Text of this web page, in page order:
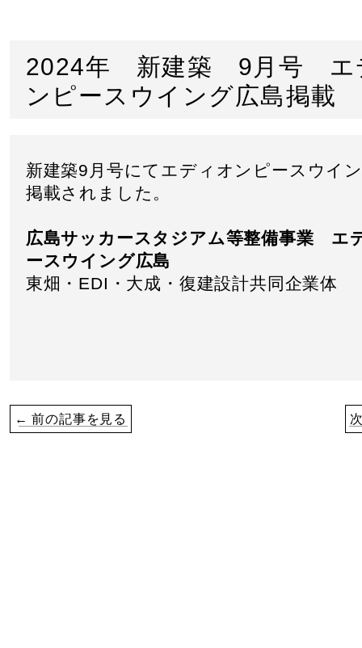
2024年 新建築 9月号 エ
ンピースウイング広島掲載
新建築9月号にてエディオンピースウイ
掲載されました。
広島サッカースタジアム等整備事業 エ
ースウイング広島
東畑・EDI・大成・復建設計共同企業体
← 前の記事を見る